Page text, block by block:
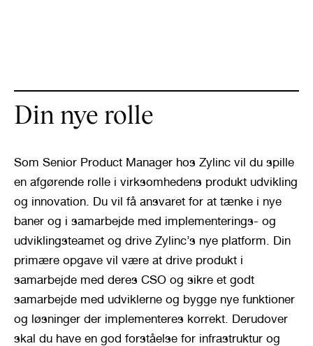
Din nye rolle
Som Senior Product Manager hos Zylinc vil du spille
en afgørende rolle i virksomhedens produkt udvikling
og innovation. Du vil få ansvaret for at tænke i nye
baner og i samarbejde med implementerings- og
udviklingsteamet og drive Zylinc’s nye platform. Din
primære opgave vil være at drive produkt i
samarbejde med deres CSO og sikre et godt
samarbejde med udviklerne og bygge nye funktioner
og løsninger der implementeres korrekt. Derudover
skal du have en god forståelse for infrastruktur og